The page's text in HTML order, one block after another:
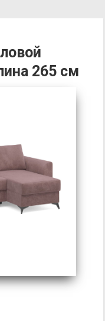
265 см